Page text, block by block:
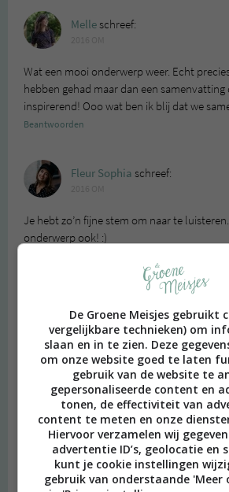
Melleschreef:
Wat een mooi onderwerp weer. Echt
hebben gehad maar dan een samenvatting
inspirerend! Ooo wat ben ik blij dat we
Beantwoorden
Fleur Sophia schreef:
Je hebt zo’n fijne stem om naar te
onderwerp ook! :)
2016 OM
Heerlijk….. geluisterd op de fiets in de
niet wachten tot je podcast er eindelijk is!
Beantwoorden
Karlijnschreef:
2016 OM
Jaaa, Merel ik vind dit zo tof! Je audio
De Groene Meisjes gebruikt
vergelijkbare technieken) om
slaan en in te zien. Deze
om onze website goed te laten
gebruik van de website te
gepersonaliseerde content en
tonen, de effectiviteit van
content te meten en onze
Hiervoor verzamelen wij
advertentie ID’s, geolocatie en
kunt je cookie instellingen
gebruik van onderstaande